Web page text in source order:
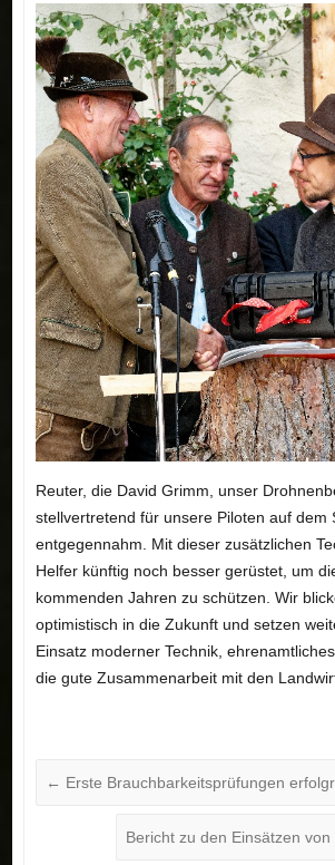
Reuter, die David Grimm, unser
stellvertretend für unsere Piloten auf dem
entgegennahm. Mit dieser zusätzlichen
Helfer künftig noch besser gerüstet, um
kommenden Jahren zu schützen. Wir
optimistisch in die Zukunft und setzen
Einsatz moderner Technik,
die gute Zusammenarbeit mit den
← Erste Brauchbarkeitsprüfungen
Bericht zu den Einsätzen